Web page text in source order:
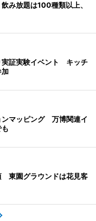
み放題は100種類以上、
実証実験イベント キッチ
加
ンマッピング 万博関連イ
東園グラウンドは花見客